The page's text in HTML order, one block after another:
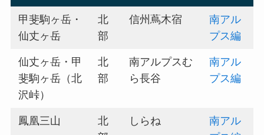
甲斐駒ヶ岳・
仙丈ヶ岳
北
部
信州蔦木宿
南アル
プス編
仙丈ヶ岳・甲
斐駒ヶ岳（北
沢峠）
北
部
南アルプスむ
ら長谷
南アル
プス編
鳳凰三山
北
しらね
南アル